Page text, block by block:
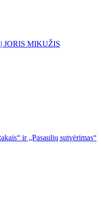
JORIS MIKUŽIS
ir „Pasaulių sutvėrimas“